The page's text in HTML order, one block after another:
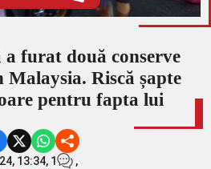
furat două conserve
Malaysia. Riscă șapte
pentru fapta lui
13:34, 1
,